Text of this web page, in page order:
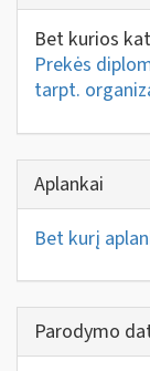
Bet kurios
Prekės
tarpt.
Aplankai
Bet kurį
Parodymo